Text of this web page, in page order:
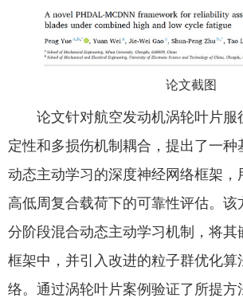
论文截图
论文针对航空发动机涡轮叶片服
定性和多损伤机制耦合，提出了一种
动态主动学习的深度神经网络框架，
高低周复合载荷下的可靠性评估。该
分阶段混合动态主动学习机制，将其
框架中，并引入改进的粒子群优化算
络。通过涡轮叶片案例验证了所提方